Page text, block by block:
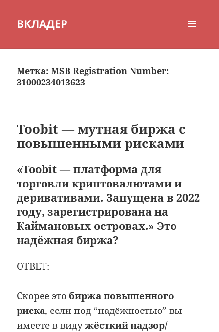
ВКЛАДЕР
Метка:MSB Registration Number:
31000234013623
Toobit — мутная биржа с
повышенными рисками
«Toobit — платформа для
торговли криптовалютами и
деривативами. Запущена в 2022
году, зарегистрирована на
Каймановых островах.» Это
надёжная биржа?
ОТВЕТ:
Скорее это биржа повышенного
риска, если под “надёжностью” вы
имеете в видужёсткий надзор/